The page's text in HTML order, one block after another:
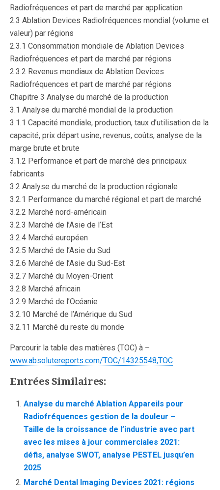
Radiofréquences et part de marché par application
2.3 Ablation Devices Radiofréquences mondial (volume et
valeur) par régions
2.3.1 Consommation mondiale de Ablation Devices
Radiofréquences et part de marché par régions
2.3.2 Revenus mondiaux de Ablation Devices
Radiofréquences et part de marché par régions
Chapitre 3 Analyse du marché de la production
3.1 Analyse du marché mondial de la production
3.1.1 Capacité mondiale, production, taux d’utilisation de la
capacité, prix départ usine, revenus, coûts, analyse de la
marge brute et brute
3.1.2 Performance et part de marché des principaux
fabricants
3.2 Analyse du marché de la production régionale
3.2.1 Performance du marché régional et part de marché
3.2.2 Marché nord-américain
3.2.3 Marché de l’Asie de l’Est
3.2.4 Marché européen
3.2.5 Marché de l’Asie du Sud
3.2.6 Marché de l’Asie du Sud-Est
3.2.7 Marché du Moyen-Orient
3.2.8 Marché africain
3.2.9 Marché de l’Océanie
3.2.10 Marché de l’Amérique du Sud
3.2.11 Marché du reste du monde
Parcourir la table des matières (TOC) à –
www.absolutereports.com/TOC/14325548,TOC
Entrées Similaires:
Analyse du marché Ablation Appareils pour
Radiofréquences gestion de la douleur –
Taille de la croissance de l’industrie avec part
avec les mises à jour commerciales 2021:
défis, analyse SWOT, analyse PESTEL jusqu’en
2025
Marché Dental Imaging Devices 2021: régions